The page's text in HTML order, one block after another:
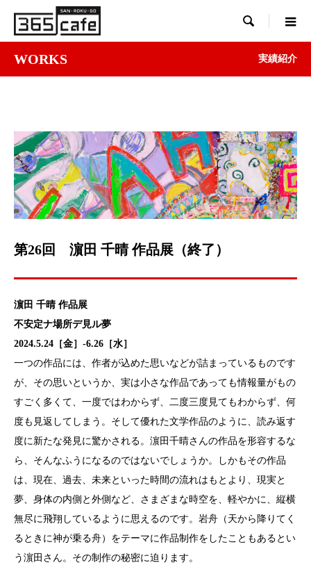

WORKS 実績紹介
第26回 濵田 千晴 作品展（終了）
濵田 千晴 作品展
不安定ナ場所デ見ル夢
2024.5.24［金］-6.26［水］
一つの作品には、作者が込めた思いなどが詰まっているものです
が、その思いというか、実は小さな作品であっても情報量がもの
すごく多くて、一度ではわからず、二度三度見てもわからず、何
度も見返してしまう。そして優れた文学作品のように、読み返す
度に新たな発見に驚かされる。濵田千晴さんの作品を形容するな
ら、そんなふうになるのではないでしょうか。しかもその作品
は、現在、過去、未来といった時間の流れはもとより、現実と
夢、身体の内側と外側など、さまざまな時空を、軽やかに、縦横
無尽に飛翔しているように思えるのです。岩舟（天から降りてく
るときに神が乗る舟）をテーマに作品制作をしたこともあるとい
う濵田さん。その制作の秘密に迫ります。